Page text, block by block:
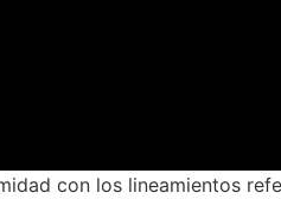
con los lineamientos